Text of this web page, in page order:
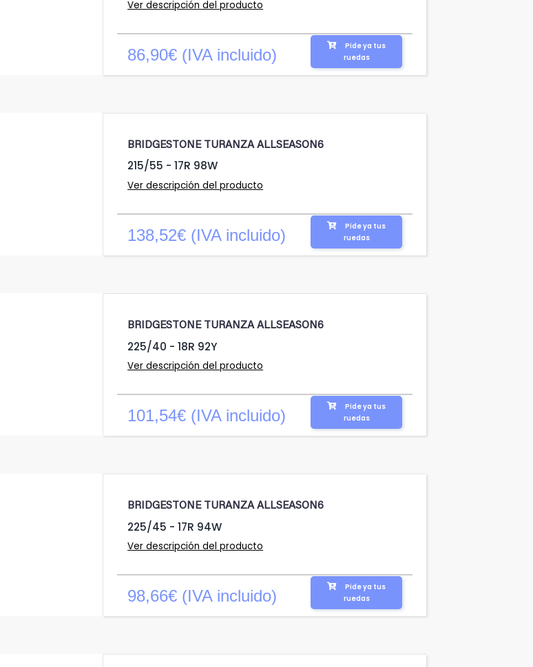
Ver descripción del producto
86,90€ (IVA incluido)
Pide ya tus
ruedas
BRIDGESTONE TURANZA ALLSEASON6
215/55 - 17R 98W
Ver descripción del producto
138,52€ (IVA incluido)
Pide ya tus
ruedas
BRIDGESTONE TURANZA ALLSEASON6
225/40 - 18R 92Y
Ver descripción del producto
101,54€ (IVA incluido)
Pide ya tus
ruedas
BRIDGESTONE TURANZA ALLSEASON6
225/45 - 17R 94W
Ver descripción del producto
98,66€ (IVA incluido)
Pide ya tus
ruedas